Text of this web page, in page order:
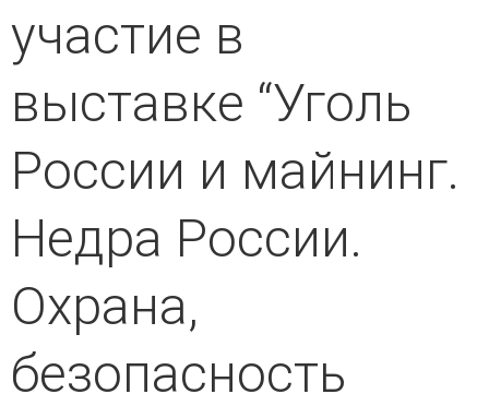
участие в
выставке “Уголь
России и майнинг.
Недра России.
Охрана,
безопасность